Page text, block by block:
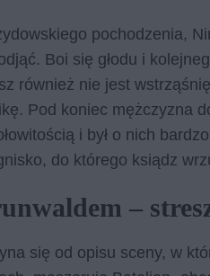
pochodzenia,
Boi się głodu i
również nie jest
Pod koniec mężczyzna
i był o nich
do którego ksiądz
–
się od opisu sceny, w